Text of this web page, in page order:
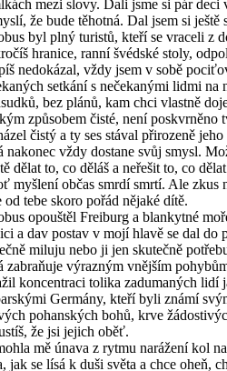
mezi slovy. Dali jsme si pár
že bude těhotná. Dal jsem si ještě
byl plný turistů, kteří se vraceli z
hranice, ranní švédské stoly,
nedokázal, vždy jsem v sobě
setkání s nečekanými lidmi na
bez plánů, kam chci vlastně
způsobem čisté, není
čistý a ty ses stával přirozeně
nakonec vždy dostane svůj smysl.
dělat to, co děláš a neřešit to, co
myšlení občas smrdí smrtí. Ale zkus
od tebe skoro pořád nějaké dítě.
opouštěl Freiburg a blankytné
a dav postav v mojí hlavě se dal
miluju nebo ji jen skutečně
zabraňuje výrazným vnějším
koncentraci tolika zadumaných lidí
Germány, kteří byli známí
pohanských bohů, krve
že jsi jejich oběť.
mě únava z rytmu narážení kol
jak se lísá k duši světa a chce oheň,